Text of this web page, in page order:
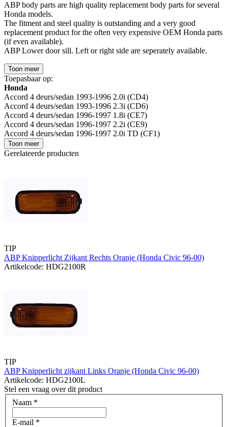
ABP body parts are high quality replacement body parts for several
Honda models.
The fitment and steel quality is outstanding and a very good
replacement product for the often very expensive OEM Honda parts
(if even available).
ABP Lower door sill. Left or right side are seperately available.
Toon meer
Toepasbaar op:
Honda
Accord 4 deurs/sedan 1993-1996 2.0i (CD4)
Accord 4 deurs/sedan 1993-1996 2.3i (CD6)
Accord 4 deurs/sedan 1996-1997 1.8i (CE7)
Accord 4 deurs/sedan 1996-1997 2.2i (CE9)
Accord 4 deurs/sedan 1996-1997 2.0i TD (CF1)
Toon meer
Gerelateerde producten
TIP
ABP Knipperlicht Zijkant Rechts Oranje (Honda Civic 96-00)
Artikelcode: HDG2100R
TIP
ABP Knipperlicht zijkant Links Oranje (Honda Civic 96-00)
Artikelcode: HDG2100L
Stel een vraag over dit product
Naam *
E-mail *